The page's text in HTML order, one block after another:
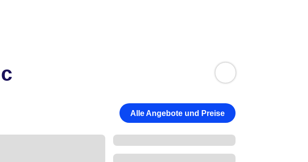
Alle Angebote und Preise